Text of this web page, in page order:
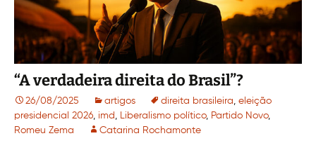
“A verdadeira direita do Brasil”?
26/08/2025 artigos direita brasileira, eleição
presidencial 2026, imd , Liberalismo político, Partido Novo,
Romeu Zema
Catarina Rochamonte